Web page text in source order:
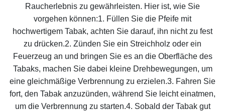
Raucherlebnis zu gewährleisten. Hier ist, wie Sie
vorgehen können:1. Füllen Sie die Pfeife mit
hochwertigem Tabak, achten Sie darauf, ihn nicht zu fest
zu drücken.2. Zünden Sie ein Streichholz oder ein
Feuerzeug an und bringen Sie es an die Oberfläche des
Tabaks, machen Sie dabei kleine Drehbewegungen, um
eine gleichmäßige Verbrennung zu erzielen.3. Fahren Sie
fort, den Tabak anzuzünden, während Sie leicht einatmen,
um die Verbrennung zu starten.4. Sobald der Tabak gut